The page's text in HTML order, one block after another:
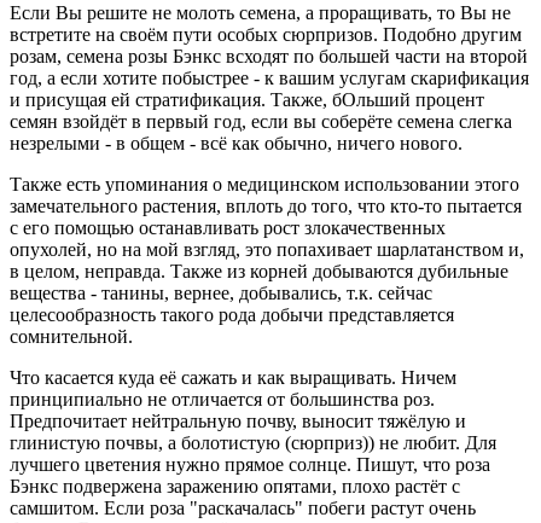
Если Вы решите не молоть семена, а проращивать, то Вы не
встретите на своём пути особых сюрпризов. Подобно другим
розам, семена розы Бэнкс всходят по большей части на второй
год, а если хотите побыстрее - к вашим услугам скарификация
и присущая ей стратификация. Также, бОльший процент
семян взойдёт в первый год, если вы соберёте семена слегка
незрелыми - в общем - всё как обычно, ничего нового.
Также есть упоминания о медицинском использовании этого
замечательного растения, вплоть до того, что кто-то пытается
с его помощью останавливать рост злокачественных
опухолей, но на мой взгляд, это попахивает шарлатанством и,
в целом, неправда. Также из корней добываются дубильные
вещества - танины, вернее, добывались, т.к. сейчас
целесообразность такого рода добычи представляется
сомнительной.
Что касается куда её сажать и как выращивать. Ничем
принципиально не отличается от большинства роз.
Предпочитает нейтральную почву, выносит тяжёлую и
глинистую почвы, а болотистую (сюрприз)) не любит. Для
лучшего цветения нужно прямое солнце. Пишут, что роза
Бэнкс подвержена заражению опятами, плохо растёт с
самшитом. Если роза "раскачалась" побеги растут очень